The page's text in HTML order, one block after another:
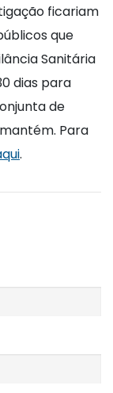
ficariam
que
Sanitária
dias para
de
Para
.